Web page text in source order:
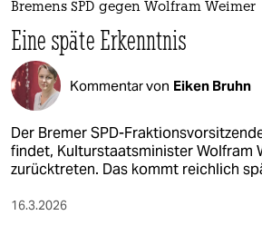
Bremens SPD gegen Wolfram Weimer
Eine späte Erkenntnis
Kommentar von Eiken Bruhn
Der Bremer SPD-
findet, Kulturstaatsminister Wolfram
zurücktreten. Das kommt reichlich
16.3.2026